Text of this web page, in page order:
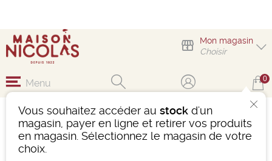
Mon magasin
Choisir
Vous souhaitez accéder au stock d'un
magasin, payer en ligne et retirer vos produits
en magasin. Sélectionnez le magasin de votre
choix.
Menu 0
BEAUJOLAIS BLANC
MAISON JEAN LORON